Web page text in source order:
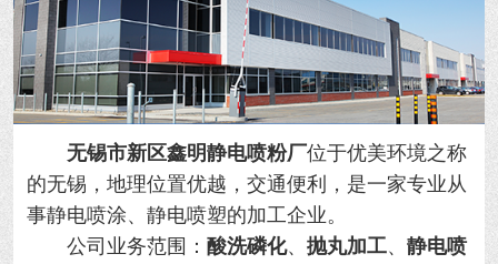
无锡市新区鑫明静电喷粉厂位于优美环境之称
的无锡，地理位置优越，交通便利，是一家专业从
事静电喷涂、静电喷塑的加工企业。
公司业务范围： 酸洗磷化、 抛丸加工、 静电喷